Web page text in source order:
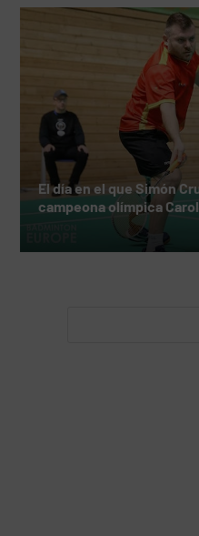
El día en el que Simón
campeona olímpica